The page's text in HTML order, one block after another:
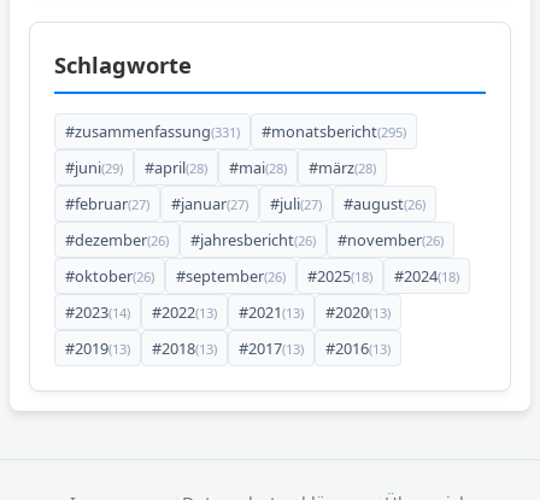
Schlagworte
#zusammenfassung(331) #monatsbericht(295)
#juni(29) #april(28) #mai(28) #märz(28)
#februar(27) #januar(27) #juli(27) #august(26)
#dezember(26) #jahresbericht(26) #november(26)
#oktober(26) #september(26) #2025(18) #2024(18)
#2023(14) #2022(13) #2021(13) #2020(13)
#2019(13) #2018(13) #2017(13) #2016(13)